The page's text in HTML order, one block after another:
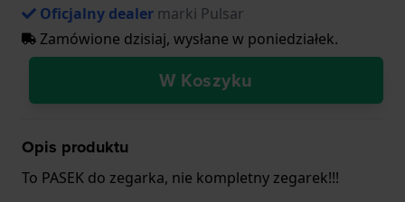
Oficjalny dealer marki Pulsar
Zamówione dzisiaj, wysłane w poniedziałek.
W Koszyku
Opis produktu
To PASEK do zegarka, nie kompletny zegarek!!!